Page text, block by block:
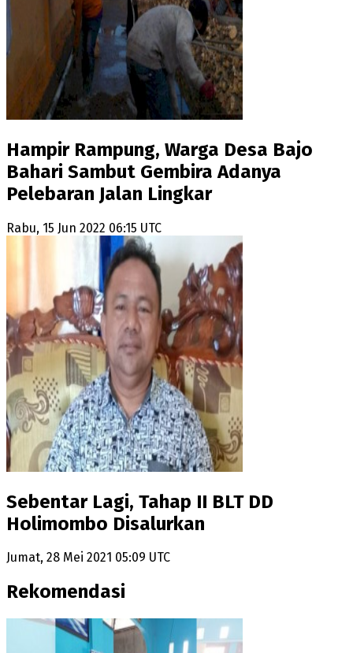
Hampir Rampung, Warga Desa Bajo
Bahari Sambut Gembira Adanya
Pelebaran Jalan Lingkar
Rabu, 15 Jun 2022 06:15 UTC
Sebentar Lagi, Tahap II BLT DD
Holimombo Disalurkan
Jumat, 28 Mei 2021 05:09 UTC
Rekomendasi